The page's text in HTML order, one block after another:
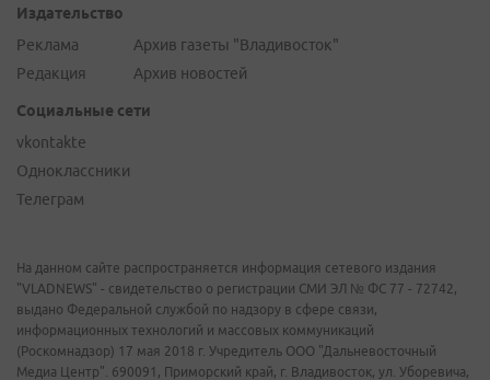
Издательство
Реклама
Редакция
Архив газеты "Владивосток"
Архив новостей
Социальные сети
vkontakte
Одноклассники
Телеграм
На данном сайте распространяется информация сетевого издания
"VLADNEWS" - свидетельство о регистрации СМИ ЭЛ № ФС 77 - 72742,
выдано Федеральной службой по надзору в сфере связи,
информационных технологий и массовых коммуникаций
(Роскомнадзор) 17 мая 2018 г. Учредитель ООО "Дальневосточный
Медиа Центр". 690091, Приморский край, г. Владивосток, ул. Уборевича,